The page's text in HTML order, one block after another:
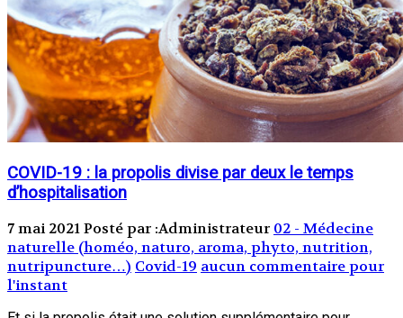
COVID-19 : la propolis divise par deux le temps
d’hospitalisation
7 mai 2021Posté par :Administrateur 02 - Médecine
naturelle (homéo, naturo, aroma, phyto, nutrition,
nutripuncture…) Covid-19 aucun commentaire pour
l'instant